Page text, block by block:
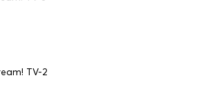
TV-2